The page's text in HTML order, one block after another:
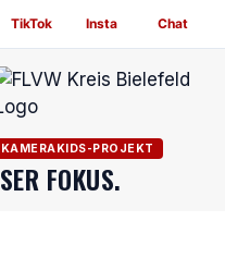
TikTok Insta Chat
KAMERAKIDS-PROJEKT
FOKUS.